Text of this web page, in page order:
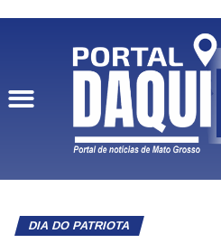
DIA DO PATRIOTA